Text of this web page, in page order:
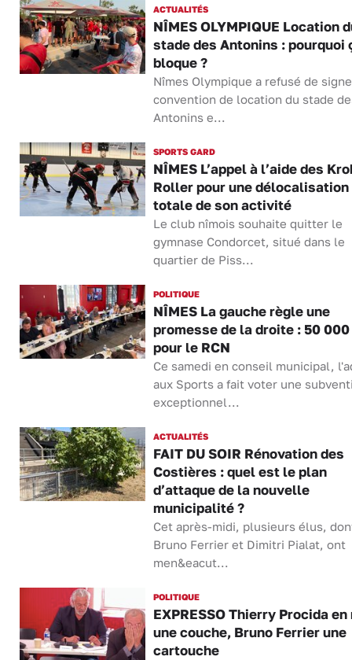
ACTUALITÉS
NÎMES OLYMPIQUE Location
stade des Antonins : pourquoi
bloque ?
Nîmes Olympique a refusé de
convention de location du stade
Antonins e...
SPORTS GARD
NÎMES L’appel à l’aide des
Roller pour une délocalisation
totale de son activité
Le club nîmois souhaite quitter le
gymnase Condorcet, situé dans le
quartier de Piss...
POLITIQUE
NÎMES La gauche règle une
promesse de la droite : 50
pour le RCN
Ce samedi en conseil municipal,
aux Sports a fait voter une
exceptionnel...
ACTUALITÉS
FAIT DU SOIR Rénovation des
Costières : quel est le plan
d’attaque de la nouvelle
municipalité ?
Cet après-midi, plusieurs élus,
Bruno Ferrier et Dimitri Pialat, ont
men&eacut...
POLITIQUE
EXPRESSO Thierry Procida
une couche, Bruno Ferrier une
cartouche